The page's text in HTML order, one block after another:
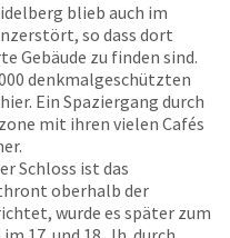
blieb auch im
so dass dort
Gebäude zu finden sind.
denkmalgeschützten
Ein Spaziergang durch
mit ihren vielen Cafés
Schloss ist das
oberhalb der
wurde es später zum